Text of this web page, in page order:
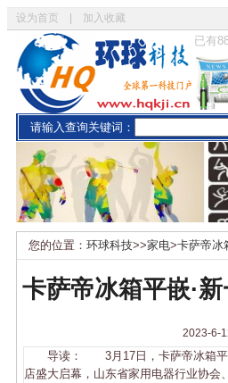
设为首页 加入收藏
已有
请输入查询关键词：
您的位置： 环球科技>>家电>卡萨帝冰
卡萨帝冰箱平嵌·
2023-6-
导读： 3月17日，卡萨帝冰箱平嵌
店盛大启幕，山东省家用电器行业协